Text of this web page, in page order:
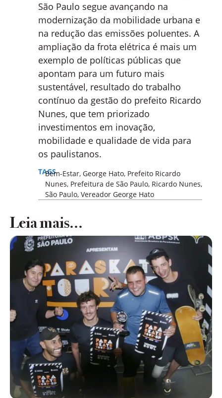
São Paulo segue avançando na
modernização da mobilidade urbana e
na redução das emissões poluentes. A
ampliação da frota elétrica é mais um
exemplo de políticas públicas que
apontam para um futuro mais
sustentável, resultado do trabalho
contínuo da gestão do prefeito Ricardo
Nunes, que tem priorizado
investimentos em inovação,
mobilidade e qualidade de vida para
os paulistanos.
TAGS
Bem-Estar, George Hato, Prefeito Ricardo
Nunes, Prefeitura de São Paulo, Ricardo Nunes,
São Paulo, Vereador George Hato
Leia mais...